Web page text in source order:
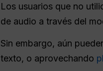
Los usuarios que no
de audio a través del
Sin embargo, aún
texto, o aprovechando